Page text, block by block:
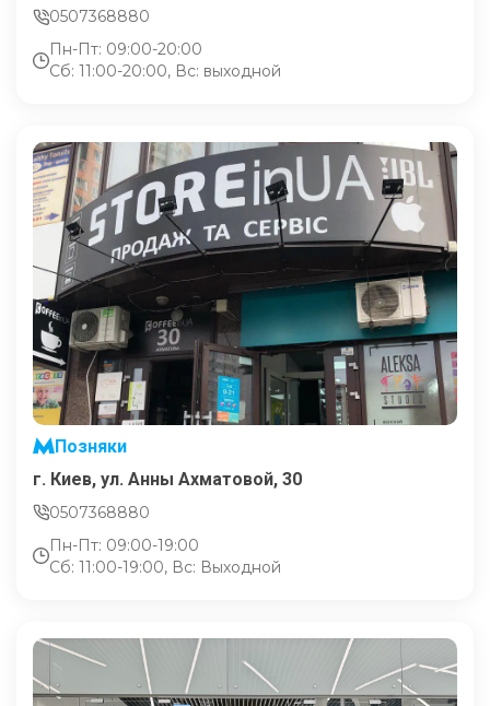
0507368880
Пн-Пт: 09:00-20:00
Сб: 11:00-20:00, Вс: выходной
Позняки
г. Киев, ул. Анны Ахматовой, 30
0507368880
Пн-Пт: 09:00-19:00
Сб: 11:00-19:00, Вс: Выходной